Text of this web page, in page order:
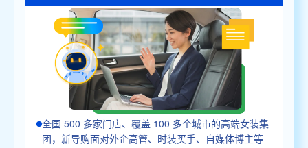
全国 500 多家门店、覆盖 100 多个城市的高端女装集
团，新导购面对外企高管、时装买手、自媒体博主等